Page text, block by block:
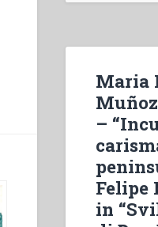
Maria
–
Felipe
in